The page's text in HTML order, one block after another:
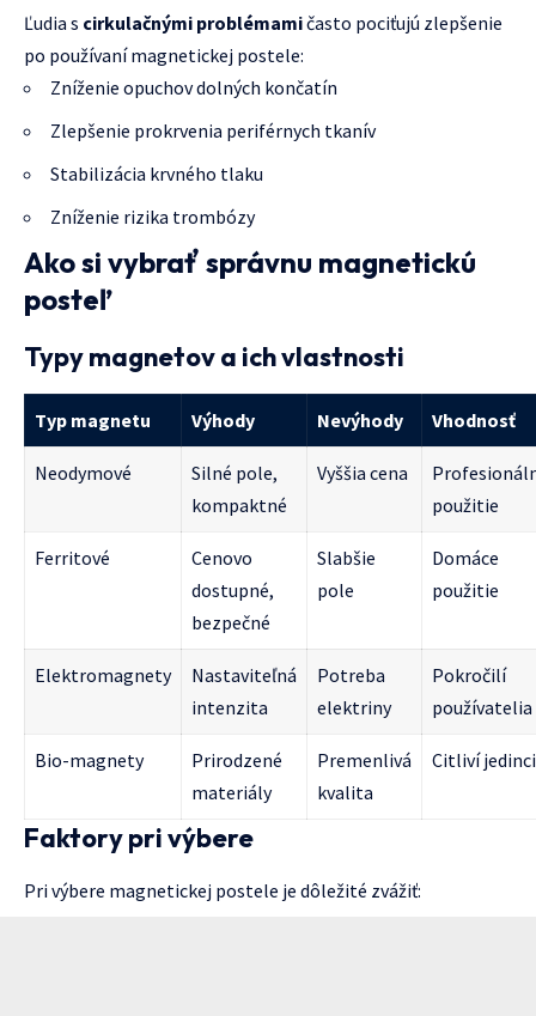
Ľudia s cirkulačnými problémamičasto pociťujú zlepšenie
po používaní magnetickej postele:
Zníženie opuchov dolných končatín
Zlepšenie prokrvenia periférnych tkanív
Stabilizácia krvného tlaku
Zníženie rizika trombózy
Ako si vybrať správnu magnetickú
posteľ
Typy magnetov a ich vlastnosti
Typ magnetu Výhody Nevýhody Vhodnosť
Neodymové
Silné pole,
kompaktné
Vyššia cena
použitie
Ferritové
Cenovo
dostupné,
bezpečné
Slabšie
pole
Domáce
použitie
Elektromagnety
Nastaviteľná
intenzita
Potreba
elektriny
Pokročilí
používatelia
Bio-magnety
Prirodzené
materiály
Premenlivá
kvalita
Citliví jedinci
Faktory pri výbere
Pri výbere magnetickej postele je dôležité zvážiť: